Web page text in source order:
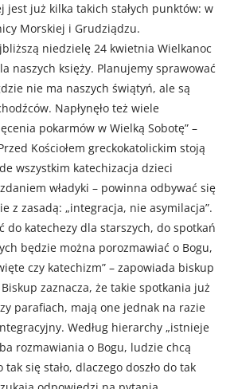
jest już kilka takich stałych punktów: w
Morskiej i Grudziądzu.
niedzielę 24 kwietnia Wielkanoc
naszych księży. Planujemy sprawować
nie ma naszych świątyń, ale są
Napłynęło też wiele
pokarmów w Wielką Sobotę” –
Kościołem greckokatolickim stoją
wszystkim katechizacja dzieci
władyki – powinna odbywać się
z zasadą: „integracja, nie asymilacja”.
do katechezy dla starszych, do spotkań
będzie można porozmawiać o Bogu,
czy katechizm” – zapowiada biskup
zaznacza, że takie spotkania już
parafiach, mają one jednak na razie
Według hierarchy „istnieje
rozmawiania o Bogu, ludzie chcą
się stało, dlaczego doszło do tak